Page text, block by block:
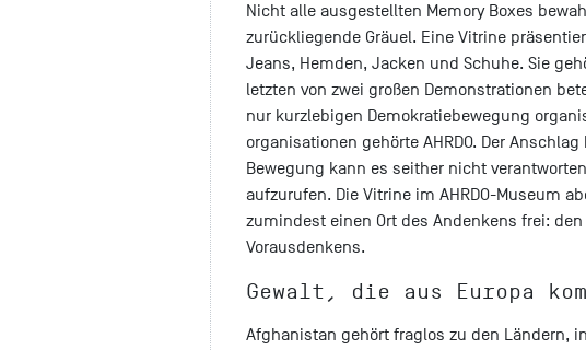
Nicht alle ausgestellten Memory Boxes
zurückliegende Gräuel. Eine Vitrine
Jeans, Hemden, Jacken und Schuhe. Sie
letzten von zwei großen Demonstrationen
nur kurzlebigen Demokratiebewegung
organisationen gehörte AHRDO. Der
Bewegung kann es seither nicht
aufzurufen. Die Vitrine im AHRDO-Museum
zumindest einen Ort des Andenkens frei:
Vorausdenkens.
Gewalt, die aus Europa
Afghanistan gehört fraglos zu den Ländern,